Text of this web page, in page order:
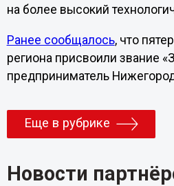
на более высокий
Ранее сообщалось, что
региона присвоили звание
предприниматель
Еще в рубрике
Новости